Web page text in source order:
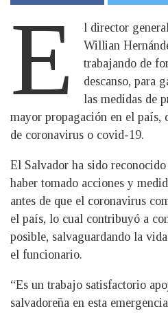
E
l director
Willian
trabajando de
descanso, para
las medidas de
mayor propagación en el país,
de coronavirus o covid-19.
El Salvador ha sido
haber tomado acciones y
antes de que el coronavirus
el país, lo cual contribuyó a
posible, salvaguardando la
el funcionario.
“Es un trabajo satisfactorio
salvadoreña en esta